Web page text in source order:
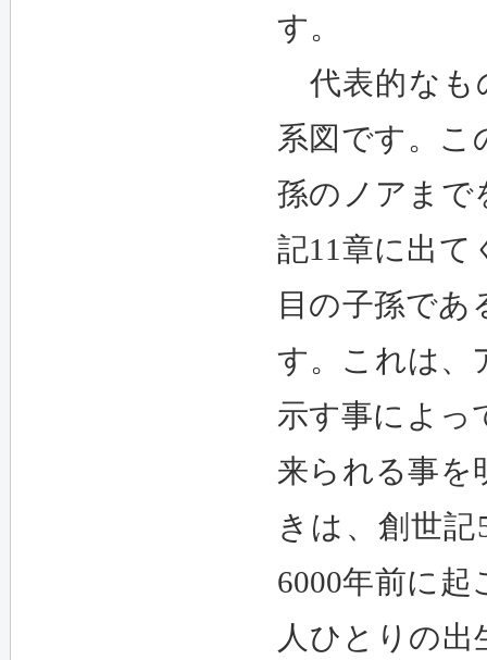
す。
代表的なも
系図です。こ
孫のノアまで
記11章に出て
目の子孫であ
す。これは、
示す事によっ
来られる事を
きは、創世
6000年前に
人ひとりの